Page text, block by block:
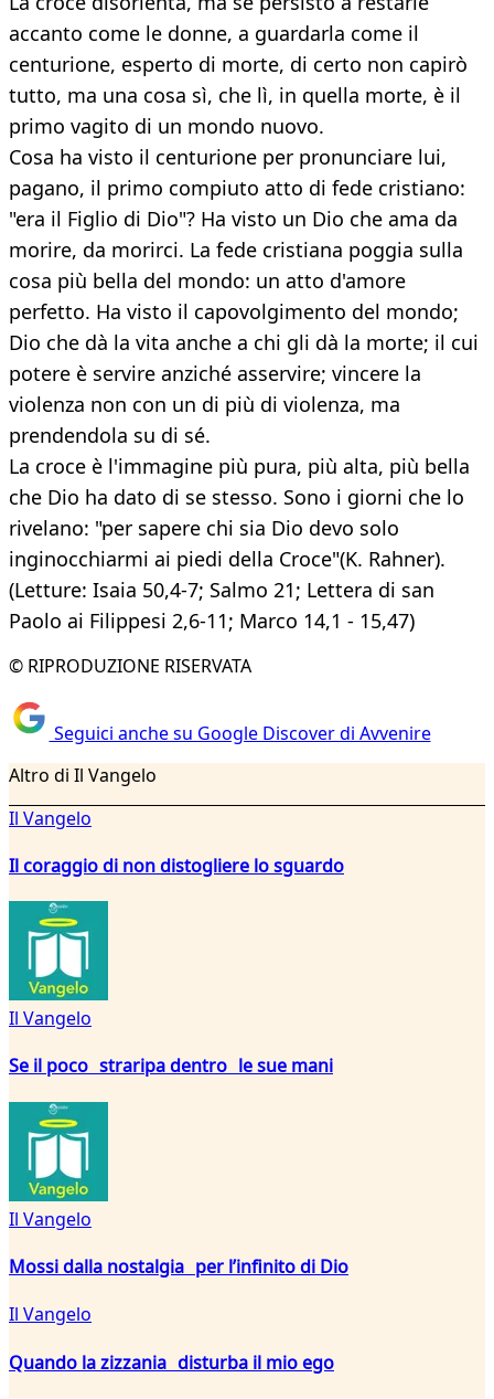
accanto come le donne, a guardarla come il
centurione, esperto di morte, di certo non capirò
tutto, ma una cosa sì, che lì, in quella morte, è il
primo vagito di un mondo nuovo.
Cosa ha visto il centurione per pronunciare lui,
pagano, il primo compiuto atto di fede cristiano:
"era il Figlio di Dio"? Ha visto un Dio che ama da
morire, da morirci. La fede cristiana poggia sulla
cosa più bella del mondo: un atto d'amore
perfetto. Ha visto il capovolgimento del mondo;
Dio che dà la vita anche a chi gli dà la morte; il cui
potere è servire anziché asservire; vincere la
violenza non con un di più di violenza, ma
prendendola su di sé.
La croce è l'immagine più pura, più alta, più bella
che Dio ha dato di se stesso. Sono i giorni che lo
rivelano: "per sapere chi sia Dio devo solo
inginocchiarmi ai piedi della Croce"(K. Rahner).
(Letture: Isaia 50,4-7; Salmo 21; Lettera di san
Paolo ai Filippesi 2,6-11; Marco 14,1 - 15,47)
© RIPRODUZIONE RISERVATA
Seguici anche su Google Discover di Avvenire
Altro di Il Vangelo
Il Vangelo
Il coraggio di non distogliere lo sguardo
Il Vangelo
Se il poco straripa dentro le sue mani
Il Vangelo
Mossi dalla nostalgia per l’infinito di Dio
Il Vangelo
Quando la zizzania disturba il mio ego